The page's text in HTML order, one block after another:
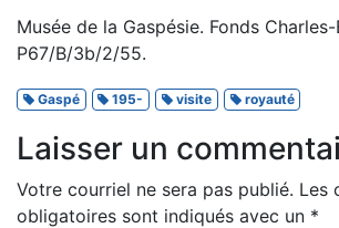
Musée de la Gaspésie. Fonds
P67/B/3b/2/55.
Gaspé 195- visite royauté
Laisser un
Votre courriel ne sera pas publié. Les
obligatoires sont indiqués avec un *